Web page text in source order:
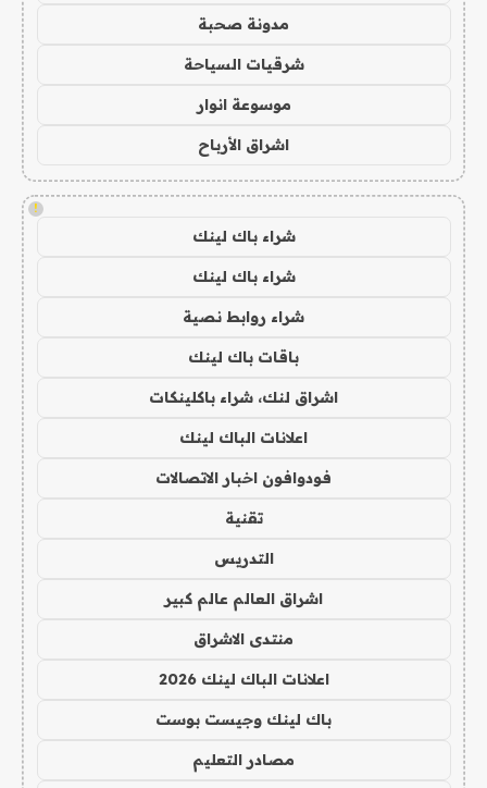
مدونة صحبة
شرقيات السياحة
موسوعة انوار
اشراق الأرباح
!
شراء باك لينك
شراء باك لينك
شراء روابط نصية
باقات باك لينك
اشراق لنك، شراء باكلينكات
اعلانات الباك لينك
فودوافون اخبار الاتصالات
تقنية
التدريس
اشراق العالم عالم كبير
منتدى الاشراق
اعلانات الباك لينك 2026
باك لينك وجيست بوست
مصادر التعليم